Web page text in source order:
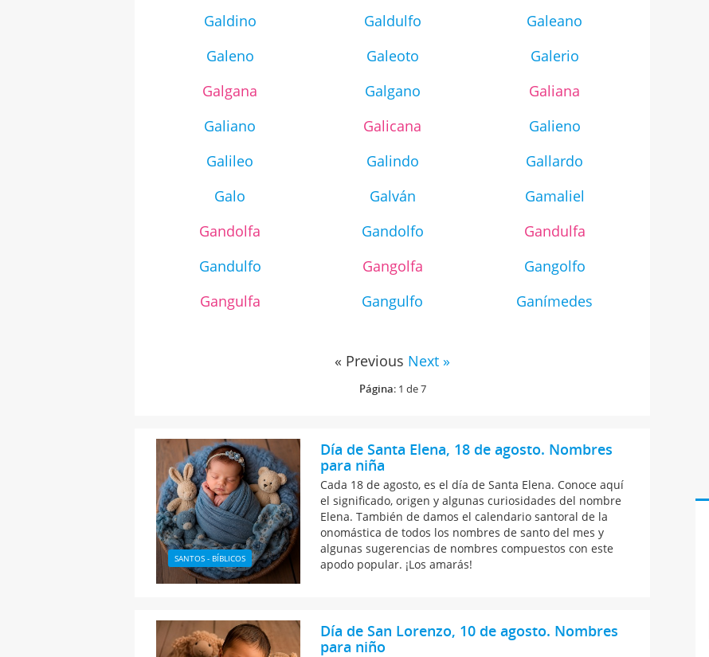
Galdino
Galdulfo
Galeano
Galeno
Galeoto
Galerio
Galgana
Galgano
Galiana
Galiano
Galicana
Galieno
Galileo
Galindo
Gallardo
Galo
Galván
Gamaliel
Gandolfa
Gandolfo
Gandulfa
Gandulfo
Gangolfa
Gangolfo
Gangulfa
Gangulfo Ganímedes
« Previous Next »
Página: 1 de 7
SANTOS - BÍBLICOS
Día de Santa Elena, 18 de agosto. Nombres
para niña
Cada 18 de agosto, es el día de Santa Elena. Conoce aquí
el significado, origen y algunas curiosidades del nombre
Elena. También de damos el calendario santoral de la
onomástica de todos los nombres de santo del mes y
algunas sugerencias de nombres compuestos con este
apodo popular. ¡Los amarás!
Día de San Lorenzo, 10 de agosto. Nombres
para niño